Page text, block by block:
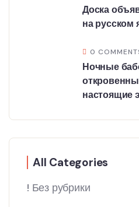
Доска
на русском
0
Ночные
настоящие
All Categories
! Без рубрики